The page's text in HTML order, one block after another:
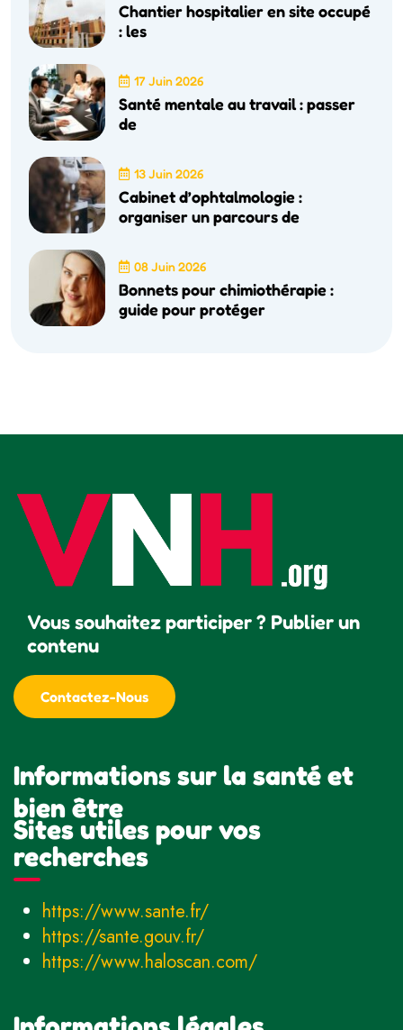
Chantier hospitalier en site occupé
: les
17 Juin 2026
Santé mentale au travail : passer
de
13 Juin 2026
Cabinet d’ophtalmologie :
organiser un parcours de
08 Juin 2026
Bonnets pour chimiothérapie :
guide pour protéger
Vous souhaitez participer ? Publier un
contenu
Contactez-Nous
Informations sur la santé et
bien être
Sites utiles pour vos
recherches
https://www.sante.fr/
https://sante.gouv.fr/
https://www.haloscan.com/